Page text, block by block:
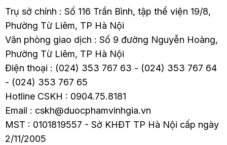
đa…
đa…
Trụ sở chính : Số 116 Trần Bình, tập thể viện 19/8,
Phường Từ Liêm, TP Hà Nội
Văn phòng giao dịch : Số 9 đường Nguyễn Hoàng,
Phường Từ Liêm, TP Hà Nội
Điện thoại : (024) 353 767 63 - (024) 353 767 64
- (024) 353 767 65
Hotline CSKH : 0904.75.8181
Email : cskh@duocphamvinhgia.vn
MST : 0101819557 - Sở KHĐT TP Hà Nội cấp ngày
2/11/2005